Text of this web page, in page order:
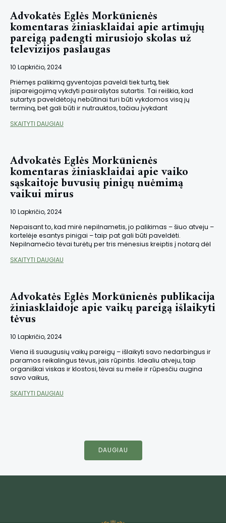
Advokatės Eglės Morkūnienės
komentaras žiniasklaidai apie artimųjų
pareigą padengti mirusiojo skolas už
televizijos paslaugas
10 Lapkričio, 2024
Priėmęs palikimą gyventojas paveldi tiek turtą, tiek
įsipareigojimą vykdyti pasirašytas sutartis. Tai reiškia, kad
sutartys paveldėtojų nebūtinai turi būti vykdomos visą jų
terminą, bet gali būti ir nutrauktos, tačiau įvykdant
SKAITYTI DAUGIAU
Advokatės Eglės Morkūnienės
komentaras žiniasklaidai apie vaiko
sąskaitoje buvusių pinigų nuėmimą
vaikui mirus
10 Lapkričio, 2024
Nepaisant to, kad mirė nepilnametis, jo palikimas – šiuo atveju –
kortelėje esantys pinigai – taip pat gali būti paveldėti.
Nepilnamečio tėvai turėtų per tris mėnesius kreiptis į notarą dėl
SKAITYTI DAUGIAU
Advokatės Eglės Morkūnienės publikacija
žiniasklaidoje apie vaikų pareigą išlaikyti
tėvus
10 Lapkričio, 2024
Viena iš suaugusių vaikų pareigų – išlaikyti savo nedarbingus ir
paramos reikalingus tėvus, jais rūpintis. Idealiu atveju, taip
organiškai viskas ir klostosi, tėvai su meile ir rūpesčiu augina
savo vaikus,
SKAITYTI DAUGIAU
DAUGIAU